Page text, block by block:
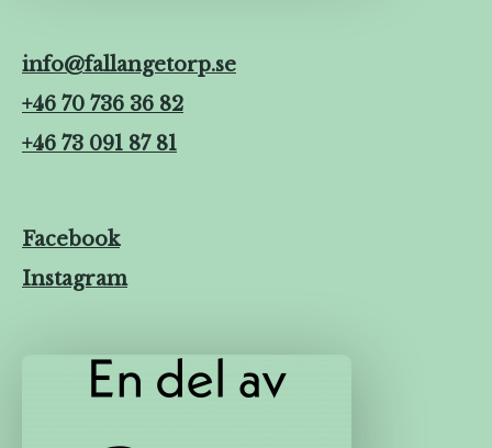
info@fallangetorp.se
+46 70 736 36 82
+46 73 091 87 81
Facebook
Instagram